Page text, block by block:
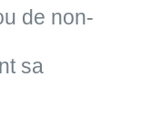
de non-
sa